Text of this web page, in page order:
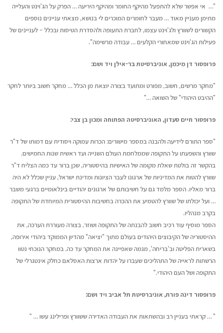
"… אי אפשר שלא להתפעל מהיקף החומר ומהיקף היריעה … הפרק על הג'וינט והעלייה
מתימן מעניין מאוד … מעבר לחומרים המוכרים לי בנושא, מצאתי עניינים נוספים
הקשורים לשוורץ ולג'וינט עצמו, לחברת התעופה ולהסדרת הטיסות ובכלל – לעניינים של
פעילות הג'וינט שמאחורי הקלעים … עבודה מרשימה".
פרופסור דן מיכמן, אוניברסיטת בר-אילן ויד ושם:
"מחקר מרשים, חשוב, מפורט ומתועד בצורה יוצאת מן הכלל … מחקר חשוב ביותר לחקר
"ההיבט היהודי" של השואה …"
פרופסור חיים סעדון, האוניברסיטה הפתוחה ומכון בן צבי:
"ספר התורם לידיעה ולהבנה במספר מישורים: הכרות עמוקה ויסודית עם דמותו של ד"ר
שוורץ והשפעתו על התקופה שממלחמת העולם השנייה ועד ראשית שנות החמישים.
בהקשר זה בולטת שאלת מקומה של האישיות בהיסטוריה, שכן ברור עד כמה הצליח ד"ר
שוורץ להטות את המדיניות של ארגונו לעבר הציונות ומדינת ישראל, עניין שכלל לא היה
ברור מאליו. הספר מלמד גם על חשיבותם של ארגונים יהודיים בינלאומיים ברגעי משבר
… ועל יכולתו של שוורץ להטמיע את ההכרה בחשיבות ההיסטורית המיוחדת של התקופה
בקרב מנהליו.
הספר מוסיף עוד רכיב חשוב להבנתה של התקופה ושוזר, בצורה מעוררת הערכה, את
ההיסטוריה של הקיבוצים היהודים בעולם מתוך "יציאה" מהדיון הממוקד ביהודי אירופה,
בשארית הפליטה וב'בריחה', מגמה שאפיינה את המחקר עד כה. במחקר הנוכחי נטוו
הרשתות לראייה של התהליכים שעברו על יהדות ארצות האסלאם כחלק אינטגרלי של
התקופה ושל העם היהודי."
פרופסור דינה פורת, אוניברסיטת תל אביב ויד ושם:
" … קראתי בעניין רב ובהשתאות את העבודה האדירה ששוורץ ופרילינג עשו … "